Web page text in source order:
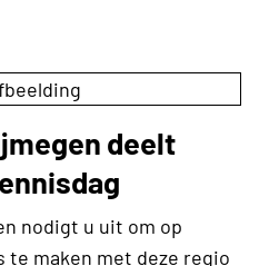
deelt
nodigt u uit om op
te maken met deze regio